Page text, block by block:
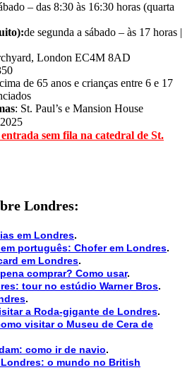
– das 8:30 às 16:30 horas (quarta
de segunda a sábado – às 17 horas |
London EC4M 8AD
de 65 anos e crianças entre 6 e 17
: St. Paul’s e Mansion House
sem fila na catedral de St.
Londres:
em Londres.
português: Chofer em Londres.
em Londres.
comprar? Como usar.
tour no estúdio Warner Bros.
.
a Roda-gigante de Londres.
visitar o Museu de Cera de
como ir de navio.
o mundo no British